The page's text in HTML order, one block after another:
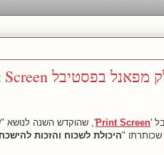
Print Screen', שהוקדש השנה
שכותרתו "היכולת לשכוח והזכות להישכח